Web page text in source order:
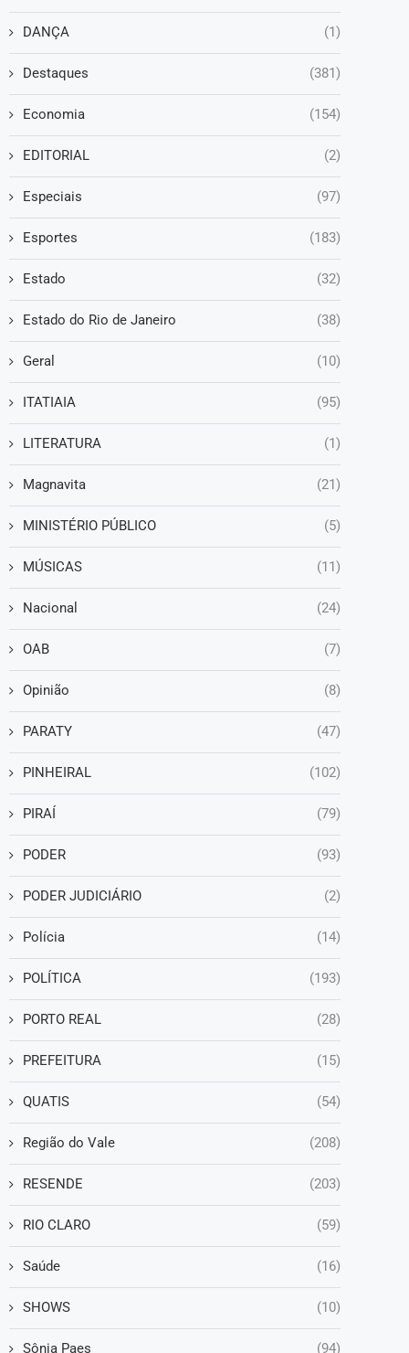
DANÇA (1)
Destaques (381)
Economia (154)
EDITORIAL (2)
Especiais (97)
Esportes (183)
Estado (32)
Estado do Rio de Janeiro (38)
Geral (10)
ITATIAIA (95)
LITERATURA (1)
Magnavita (21)
MINISTÉRIO PÚBLICO (5)
MÚSICAS (11)
Nacional (24)
OAB (7)
Opinião (8)
PARATY (47)
PINHEIRAL (102)
PIRAÍ (79)
PODER (93)
PODER JUDICIÁRIO (2)
Polícia (14)
POLÍTICA (193)
PORTO REAL (28)
PREFEITURA (15)
QUATIS (54)
Região do Vale (208)
RESENDE (203)
RIO CLARO (59)
Saúde (16)
SHOWS (10)
Sônia Paes (94)